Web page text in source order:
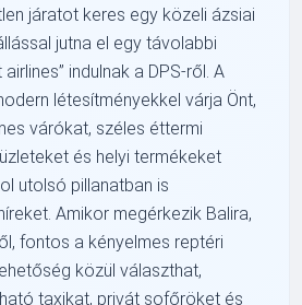
járatot keres egy közeli ázsiai
jutna el egy távolabbi
indulnak a DPS-ről. A
létesítményekkel várja Önt,
várókat, széles éttermi
és helyi termékeket
utolsó pillanatban is
Amikor megérkezik Balira,
fontos a kényelmes reptéri
közül választhat,
taxikat, privát sofőröket és